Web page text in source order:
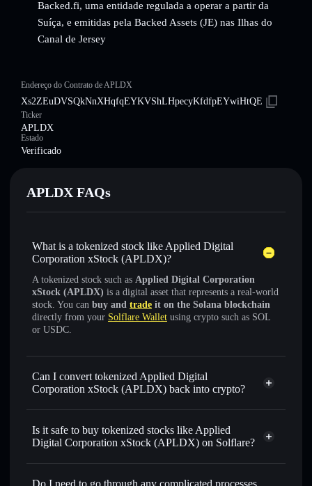
Backed.fi, uma entidade regulada a operar a partir da
Suíça, e emitidas pela Backed Assets (JE) nas Ilhas do
Canal de Jersey
Endereço do Contrato de APLDX
Xs2ZEuDVSQkNnXHqfqEYKVShLHpecyKfdfpEYwiHtQE
Ticker
APLDX
Estado
Verificado
APLDX FAQs
What is a tokenized stock like Applied Digital
Corporation xStock (APLDX)?
A tokenized stock such as Applied Digital Corporation
xStock (APLDX) is a digital asset that represents a real-world
stock. You can buy and trade it on the Solana blockchain
directly from your Solflare Wallet using crypto such as SOL
or USDC.
Can I convert tokenized Applied Digital
Corporation xStock (APLDX) back into crypto?
Applied Digital Corporation
Is it safe to buy tokenized stocks like Applied
Digital Corporation xStock (APLDX) on Solflare?
1:1 backed,
Do I need to go through any complicated processes